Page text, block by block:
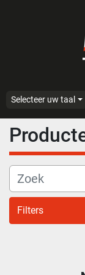
Selecteer uw taal
Filters